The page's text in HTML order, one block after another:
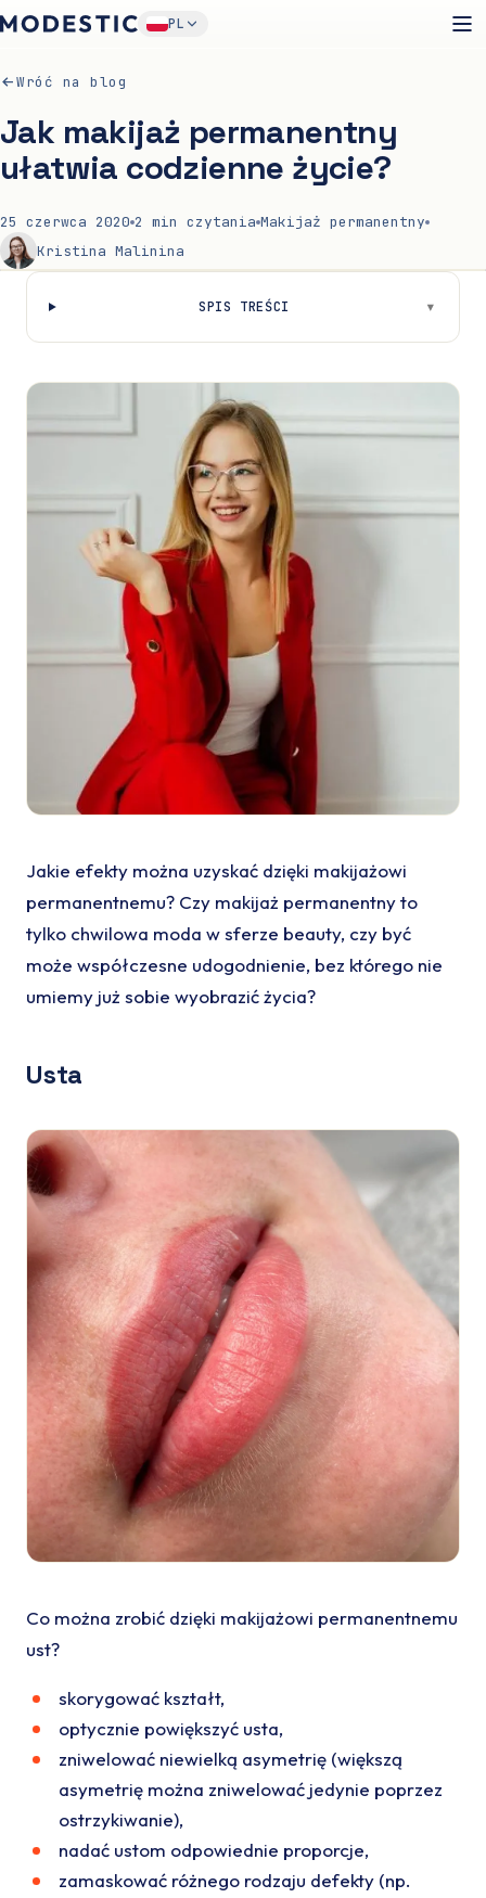
PL
Wróć na blog
Jak makijaż permanentny
ułatwia codzienne życie?
25 czerwca 2020 2 min czytania Makijaż permanentny
Kristina Malinina
SPIS TREŚCI ▾
Jakie efekty można uzyskać dzięki makijażowi
permanentnemu? Czy makijaż permanentny to
tylko chwilowa moda w sferze beauty, czy być
może współczesne udogodnienie, bez którego nie
umiemy już sobie wyobrazić życia?
Usta
Co można zrobić dzięki makijażowi permanentnemu
ust?
skorygować kształt,
optycznie powiększyć usta,
zniwelować niewielką asymetrię (większą
asymetrię można zniwelować jedynie poprzez
ostrzykiwanie),
nadać ustom odpowiednie proporcje,
zamaskować różnego rodzaju defekty (np.